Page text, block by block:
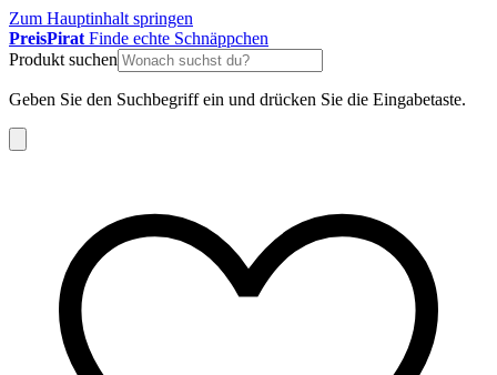
Zum Hauptinhalt springen
PreisPirat Finde echte Schnäppchen
Produkt suchen
Geben Sie den Suchbegriff ein und drücken Sie die Eingabetaste.